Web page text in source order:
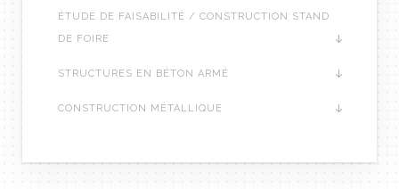
ÉTUDE DE FAISABILITÉ / CONSTRUCTION STAND
DE FOIRE
STRUCTURES EN BÉTON ARMÉ
CONSTRUCTION MÉTALLIQUE